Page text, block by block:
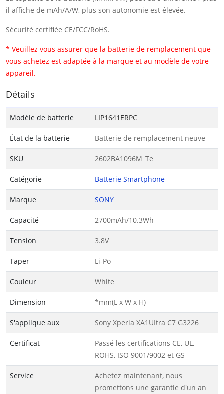
il affiche de mAh/A/W, plus son autonomie est élevée.
Sécurité certifiée CE/FCC/RoHS.
* Veuillez vous assurer que la batterie de remplacement que
vous achetez est adaptée à la marque et au modèle de votre
appareil.
Détails
Modèle de batterie LIP1641ERPC
État de la batterie Batterie de remplacement neuve
SKU 2602BA1096M_Te
Catégorie Batterie Smartphone
Marque SONY
Capacité 2700mAh/10.3Wh
Tension 3.8V
Taper Li-Po
Couleur White
Dimension *mm(L x W x H)
S'applique aux Sony Xperia XA1UItra C7 G3226
Certificat
Passé les certifications CE, UL,
ROHS, ISO 9001/9002 et GS
Service
Achetez maintenant, nous
promettons une garantie d'un an